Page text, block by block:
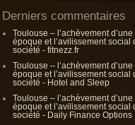
Derniers commentaires
Toulouse – l’achèvement d’une
époque et l’avilissement social
société - fitnezz.fr
Toulouse – l’achèvement d’une
époque et l’avilissement social
société - Hotel and Sleep
Toulouse – l’achèvement d’une
époque et l’avilissement social
société - Daily Finance Options